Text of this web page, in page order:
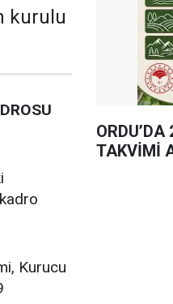
kurulu
Kurucu
TAKVİMİ